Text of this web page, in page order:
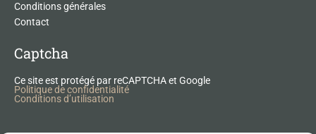
Conditions générales
Contact
Captcha
Ce site est protégé par reCAPTCHA et Google
Politique de confidentialité
Conditions d’utilisation